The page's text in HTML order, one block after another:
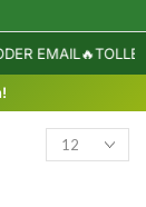
EMAIL🔥TOLLE